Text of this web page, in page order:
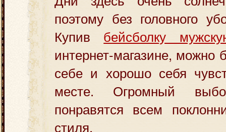
поэтому без головного
Купив бейсболку
интернет-магазине, можно
себе и хорошо себя
месте. Огромный
понравятся всем
стиля.